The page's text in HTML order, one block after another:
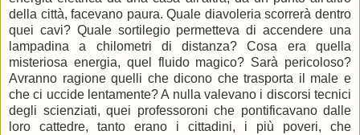
della città, facevano paura. Quale diavoleria scorrerà dentro
quei cavi? Quale sortilegio permetteva di accendere una
lampadina a chilometri di distanza? Cosa era quella
misteriosa energia, quel fluido magico? Sarà pericoloso?
Avranno ragione quelli che dicono che trasporta il male e
che ci uccide lentamente? A nulla valevano i discorsi tecnici
degli scienziati, quei professoroni che pontificavano dalle
loro cattedre, tanto erano i cittadini, i più poveri, che